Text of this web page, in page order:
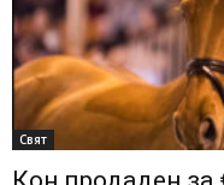
Свят